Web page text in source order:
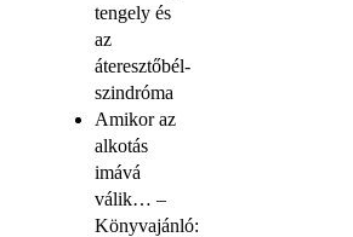
tengely és
az
áteresztőbél-
szindróma
Amikor az
alkotás
imává
válik… –
Könyvajánló: